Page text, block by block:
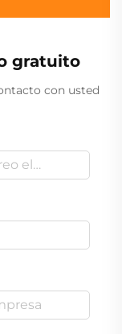
gratuito
con usted